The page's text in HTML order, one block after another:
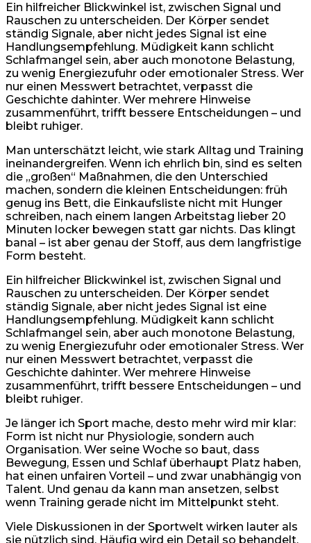
Ein hilfreicher Blickwinkel ist, zwischen Signal und
Rauschen zu unterscheiden. Der Körper sendet
ständig Signale, aber nicht jedes Signal ist eine
Handlungsempfehlung. Müdigkeit kann schlicht
Schlafmangel sein, aber auch monotone Belastung,
zu wenig Energiezufuhr oder emotionaler Stress. Wer
nur einen Messwert betrachtet, verpasst die
Geschichte dahinter. Wer mehrere Hinweise
zusammenführt, trifft bessere Entscheidungen – und
bleibt ruhiger.
Man unterschätzt leicht, wie stark Alltag und Training
ineinandergreifen. Wenn ich ehrlich bin, sind es selten
die „großen“ Maßnahmen, die den Unterschied
machen, sondern die kleinen Entscheidungen: früh
genug ins Bett, die Einkaufsliste nicht mit Hunger
schreiben, nach einem langen Arbeitstag lieber 20
Minuten locker bewegen statt gar nichts. Das klingt
banal – ist aber genau der Stoff, aus dem langfristige
Form besteht.
Ein hilfreicher Blickwinkel ist, zwischen Signal und
Rauschen zu unterscheiden. Der Körper sendet
ständig Signale, aber nicht jedes Signal ist eine
Handlungsempfehlung. Müdigkeit kann schlicht
Schlafmangel sein, aber auch monotone Belastung,
zu wenig Energiezufuhr oder emotionaler Stress. Wer
nur einen Messwert betrachtet, verpasst die
Geschichte dahinter. Wer mehrere Hinweise
zusammenführt, trifft bessere Entscheidungen – und
bleibt ruhiger.
Je länger ich Sport mache, desto mehr wird mir klar:
Form ist nicht nur Physiologie, sondern auch
Organisation. Wer seine Woche so baut, dass
Bewegung, Essen und Schlaf überhaupt Platz haben,
hat einen unfairen Vorteil – und zwar unabhängig von
Talent. Und genau da kann man ansetzen, selbst
wenn Training gerade nicht im Mittelpunkt steht.
Viele Diskussionen in der Sportwelt wirken lauter als
sie nützlich sind. Häufig wird ein Detail so behandelt,